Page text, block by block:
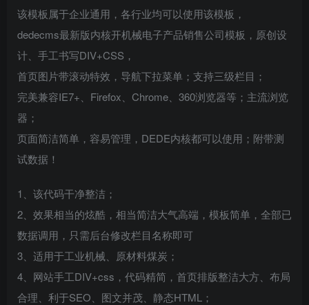
该模板属于企业通用，各行业均可以使用该模板，
dedecms最新版内核开机械电子产品销售公司模板，原创设
计、手工书写DIV+CSS，
首页图片带滚动特效，导航下拉菜单；支持三级栏目；
完美兼容IE7+、Firefox、Chrome、360浏览器等；主流浏览
器；
页面简洁简单，容易管理，DEDE内核都可以使用；附带测
试数据！
1、该代码干净整洁；
2、效果相当的炫酷，相当简洁大气高端，模板简单，全部已
数据调用，只需后台修改栏目名称即可
3、适用于工业机械、原材料煤炭；
4、网站手工DIV+css，代码精简，首页排版整洁大方、布局
合理、利于SEO、图文并茂、静态HTML；